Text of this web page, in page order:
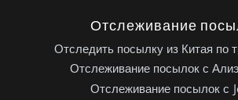
Отслеживание
Отследить посылку из Китая по
Отслеживание посылок с
Отслеживание посылок с